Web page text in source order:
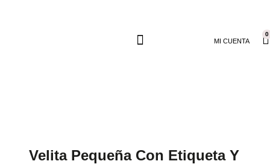
MI CUENTA
0
Velita Pequeña Con Etiqueta Y